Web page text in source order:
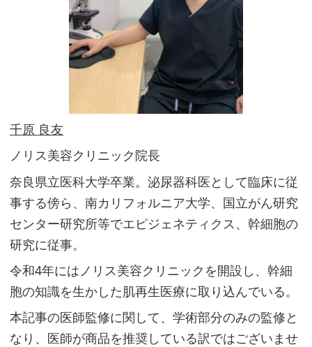
千原 良友
ノリス美容クリニック院長
奈良県立医科大学卒業。泌尿器科医として臨床に従
事する傍ら、南カリフォルニア大学、国立がん研究
センター研究所等でエピジェネティクス、幹細胞の
研究に従事。
令和4年にはノリス美容クリニックを開設し、幹細
胞の知識を生かした肌再生医療に取り込んでいる。
本記事の医師監修に関して、学術部分のみの監修と
なり、医師が商品を推奨している訳ではございませ